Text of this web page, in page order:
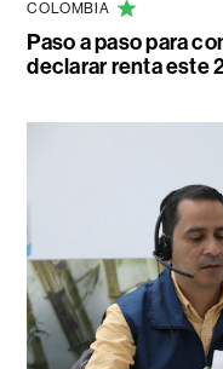
COLOMBIA
Paso a paso para
declarar renta este